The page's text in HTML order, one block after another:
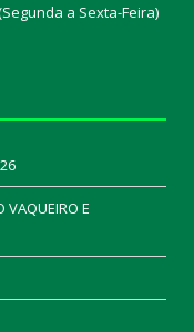
a Sexta-Feira)
VAQUEIRO E